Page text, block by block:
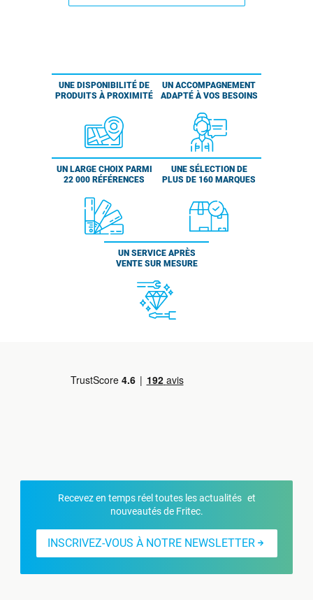
UNE DISPONIBILITÉ DE
PRODUITS À PROXIMITÉ
UN ACCOMPAGNEMENT
ADAPTÉ À VOS BESOINS
UN LARGE CHOIX PARMI
22 000 RÉFÉRENCES
UNE SÉLECTION DE
PLUS DE 160 MARQUES
UN SERVICE APRÈS
VENTE SUR MESURE
Recevez en temps réel toutes les actualités et
nouveautés de Fritec.
INSCRIVEZ-VOUS À NOTRE NEWSLETTER